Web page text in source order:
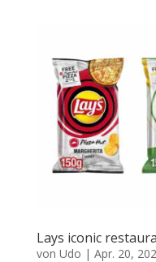
Lays iconic
von Udo | Apr. 20,